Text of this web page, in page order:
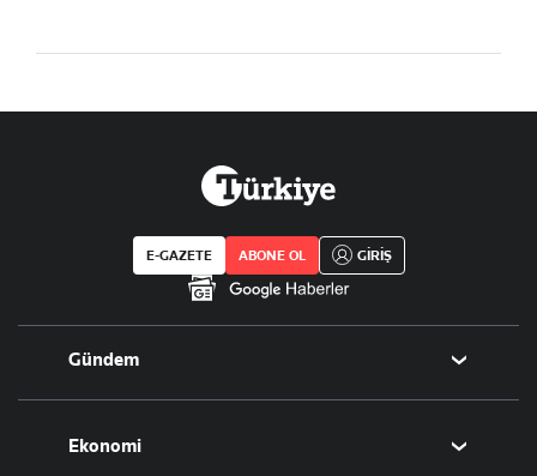
E-GAZETE ABONE OL GİRİŞ
Gündem
Politika
Eğitim
Ekonomi